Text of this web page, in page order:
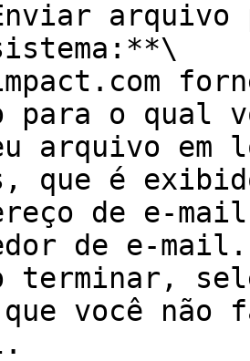
para o qual
arquivo em
que é
de e-
de e-mail.
terminar,
você não